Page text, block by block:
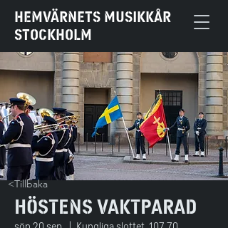
HEMVÄRNETS MUSIKKÅR
STOCKHOLM
Höstens vaktparad
<Tillbaka